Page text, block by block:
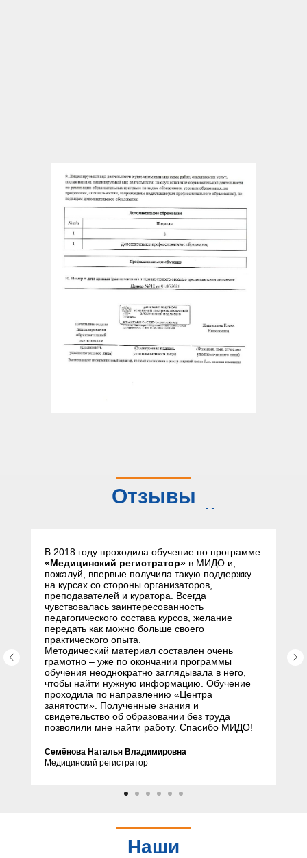
Отзывы
слушателей
В 2018 году проходила обучение по программе
«Медицинский регистратор» в МИДО и,
пожалуй, впервые получила такую поддержку
на курсах со стороны организаторов,
преподавателей и куратора. Всегда
чувствовалась заинтересованность
педагогического состава курсов, желание
передать как можно больше своего
практического опыта.
Методический материал составлен очень
грамотно – уже по окончании программы
обучения неоднократно заглядывала в него,
чтобы найти нужную информацию. Обучение
проходила по направлению «Центра
занятости». Полученные знания и
свидетельство об образовании без труда
позволили мне найти работу. Спасибо МИДО!
Семёнова Наталья Владимировна
Медицинский регистратор
Наши